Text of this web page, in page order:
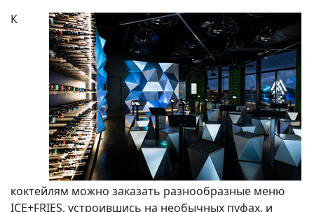
К
коктейлям можно заказать разнообразные меню
ICE+FRIES, устроившись на необычных пуфах, и